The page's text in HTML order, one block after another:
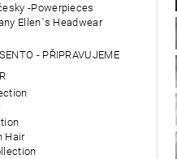
-Powerpieces
Ellen´s Headwear
- PŘIPRAVUJEME
Hair